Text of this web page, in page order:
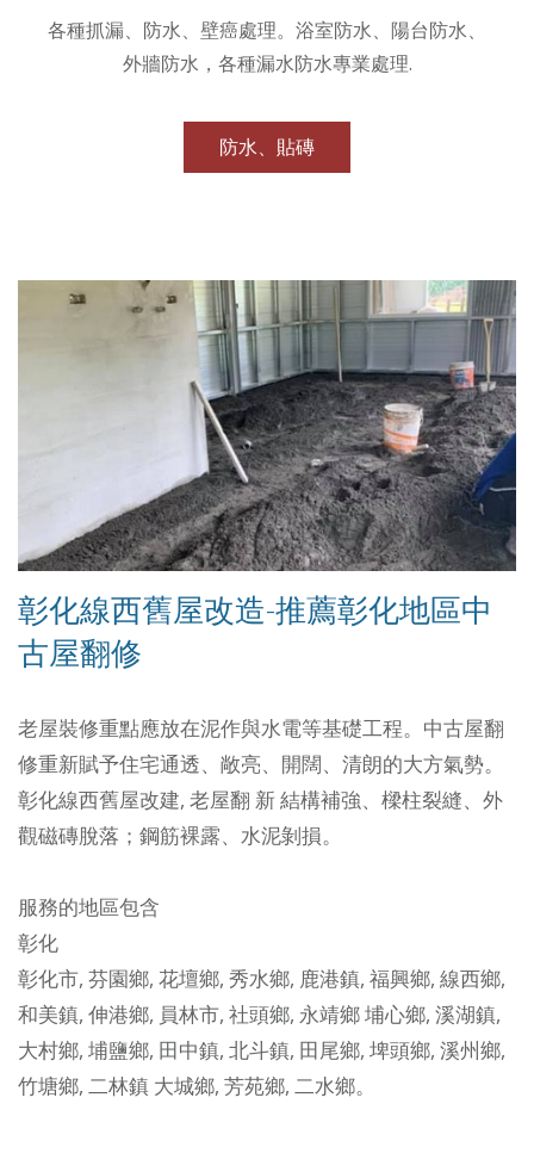
各種抓漏、防水、壁癌處理。浴室防水、陽台防水、
外牆防水，各種漏水防水專業處理.
防水、貼磚
彰化線西舊屋改造-推薦彰化地區中
古屋翻修
老屋裝修重點應放在泥作與水電等基礎工程。中古屋翻
修重新賦予住宅通透、敞亮、開闊、清朗的大方氣勢。
彰化線西舊屋改建, 老屋翻 新結構補強、樑柱裂縫、外
觀磁磚脫落；鋼筋裸露、水泥剝損。
服務的地區包含
彰化
彰化市, 芬園鄉, 花壇鄉, 秀水鄉, 鹿港鎮, 福興鄉, 線西鄉,
和美鎮, 伸港鄉, 員林市, 社頭鄉, 永靖鄉埔心鄉, 溪湖鎮,
大村鄉, 埔鹽鄉, 田中鎮, 北斗鎮, 田尾鄉, 埤頭鄉, 溪州鄉,
竹塘鄉, 二林鎮 大城鄉, 芳苑鄉, 二水鄉。